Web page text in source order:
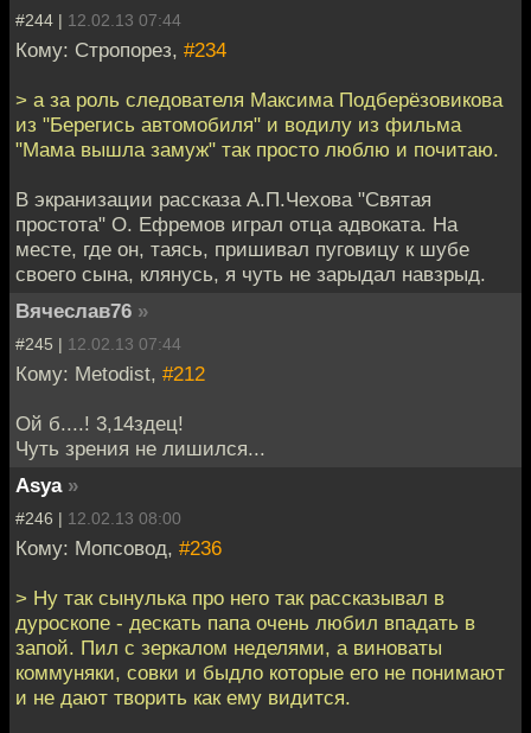
#244 | 12.02.13 07:44
Кому: Стропорез, #234
> а за роль следователя Максима Подберёзовикова
из "Берегись автомобиля" и водилу из фильма
"Мама вышла замуж" так просто люблю и почитаю.
В экранизации рассказа А.П.Чехова "Святая
простота" О. Ефремов играл отца адвоката. На
месте, где он, таясь, пришивал пуговицу к шубе
своего сына, клянусь, я чуть не зарыдал навзрыд.
Вячеслав76 »
#245 | 12.02.13 07:44
Кому: Metodist, #212
Ой б....! 3,14здец!
Чуть зрения не лишился...
Asya »
#246 | 12.02.13 08:00
Кому: Мопсовод, #236
> Ну так сынулька про него так рассказывал в
дуроскопе - дескать папа очень любил впадать в
запой. Пил с зеркалом неделями, а виноваты
коммуняки, совки и быдло которые его не понимают
и не дают творить как ему видится.